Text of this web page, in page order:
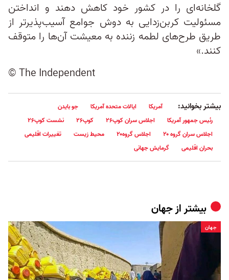
گلخانه‌ای را در کشور خود کاهش دهند و انداختن
مسئولیت کربن‌زدایی به دوش جوامع آسیب‌پذیرتر از
طریق طرح‌های لطمه زننده به معیشت آن‌ها را متوقف
کنند.»
© The Independent
بیشتر بخوانید: آمریکا ایالات متحده آمریکا
جو بایدن
رئیس جمهور آمریکا
اجلاس سران کوپ۲۶ کوپ۲۶
نشست کوپ۲۶
اجلاس سران گروه ۲۰
اجلاس گروه۲۰ محیط زیست
تغییرات اقلیمی
بحران اقلیمی
گرمایش جهانی
بیشتر ازجهان
جهان